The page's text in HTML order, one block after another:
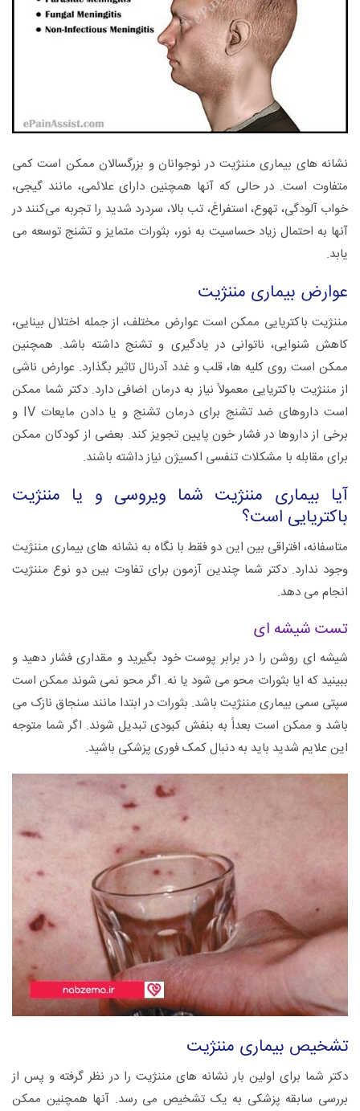
نشانه های بیماری مننژیت در نوجوانان و بزرگسالان ممکن است کمی
متفاوت است. در حالی که آنها همچنین دارای علائمی، مانند گیجی،
خواب آلودگی، تهوع، استفراغ، تب بالا، سردرد شدید را تجربه می‌کنند در
آنها به احتمال زیاد حساسیت به نور، بثورات متمایز و تشنج توسعه می
یابد.
عوارض بیماری مننژیت
مننژیت باکتریایی ممکن است عوارض مختلف، از جمله اختلال بینایی،
کاهش شنوایی، ناتوانی در یادگیری و تشنج داشته باشد. همچنین
ممکن است روی کلیه ها، قلب و غدد آدرنال تاثیر بگذارد. عوارض ناشی
از مننژیت باکتریایی معمولاً نیاز به درمان اضافی دارد. دکتر شما ممکن
است داروهای ضد تشنج برای درمان تشنج و یا دادن مایعات IV و
برخی از داروها در فشار خون پایین تجویز کند. بعضی از کودکان ممکن
برای مقابله با مشکلات تنفسی اکسیژن نیاز داشته باشند.
آیا بیماری مننژیت شما ویروسی و یا مننژیت
باکتریایی است؟
متاسفانه، افتراقی بین این دو فقط با نگاه به نشانه های بیماری مننژیت
وجود ندارد. دکتر شما چندین آزمون برای تفاوت بین دو نوع مننژیت
انجام می دهد.
تست شیشه ای
شیشه ای روشن را در برابر پوست خود بگیرید و مقداری فشار دهید و
ببینید که ایا بثورات محو می شود یا نه. اگر محو نمی شوند ممکن است
سپتی سمی بیماری مننژیت باشد. بثورات در ابتدا مانند سنجاق نازک می
باشد و ممکن است بعداً به بنفش کبودی تبدیل شوند. اگر شما متوجه
این علایم شدید باید به دنبال کمک فوری پزشکی باشید.
تشخیص بیماری مننژیت
دکتر شما برای اولین بار نشانه های مننژیت را در نظر گرفته و پس از
بررسی سابقه پزشکی به یک تشخیص می رسد. آنها همچنین ممکن